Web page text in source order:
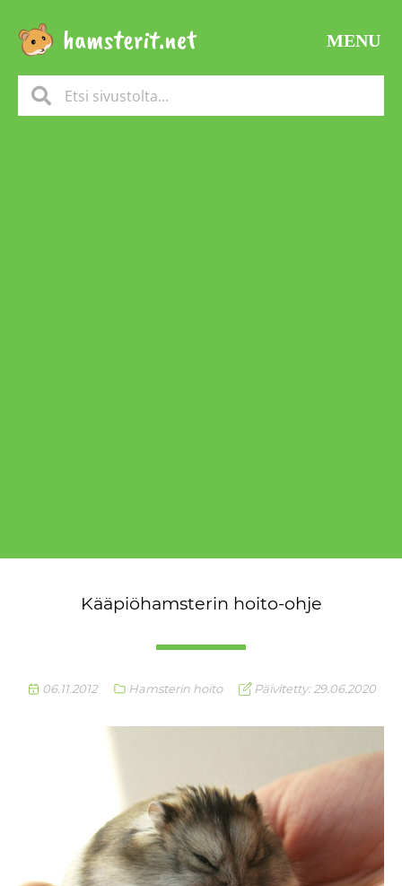
Kääpiöhamsterin hoito-ohje
06.11.2012 Hamsterin hoito Päivitetty: 29.06.2020